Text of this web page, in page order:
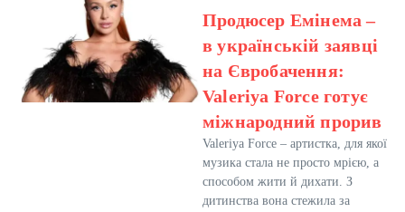
Продюсер Емінема –
в українській заявці
на Євробачення:
Valeriya Force готує
міжнародний прорив
Valeriya Force – артистка, для якої
музика стала не просто мрією, а
способом жити й дихати. З
дитинства вона стежила за